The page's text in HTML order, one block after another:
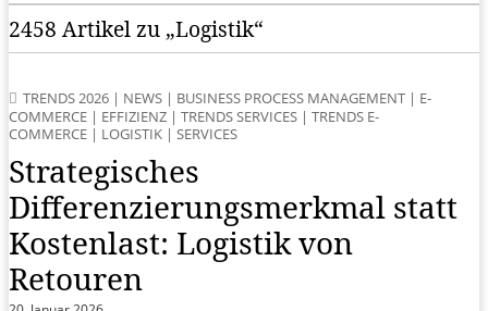
2458 Artikel zu „Logistik“
TRENDS 2026 | NEWS | BUSINESS PROCESS MANAGEMENT | E-
COMMERCE | EFFIZIENZ | TRENDS SERVICES | TRENDS E-
COMMERCE | LOGISTIK | SERVICES
Strategisches
Differenzierungsmerkmal statt
Kostenlast: Logistik von
Retouren